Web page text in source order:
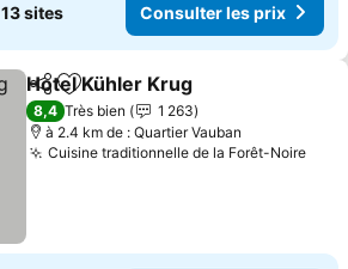
13 sites Consulter les prix
PartagerAjouter à mes favoris
Hotel Kühler Krug
8,4 Très bien
1 263
à 2.4 km de : Quartier Vauban
Cuisine traditionnelle de la Forêt-Noire